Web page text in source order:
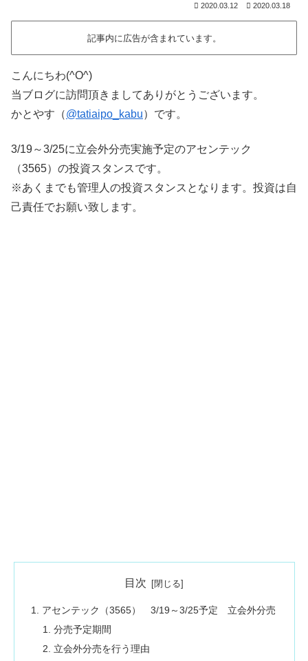
2020.03.12 2020.03.18
記事内に広告が含まれています。
こんにちわ(^O^)
当ブログに訪問頂きましてありがとうございます。
かとやす（@tatiaipo_kabu）です。
3/19～3/25に立会外分売実施予定のアセンテック
（3565）の投資スタンスです。
※あくまでも管理人の投資スタンスとなります。投資は自
己責任でお願い致します。
目次
アセンテック（3565） 3/19～3/25予定 立会外分売
分売予定期間
立会外分売を行う理由